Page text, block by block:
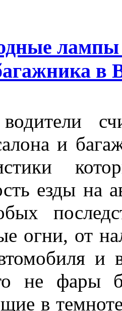
лампы
в
и
езды на
огни, от
и
не фары
в